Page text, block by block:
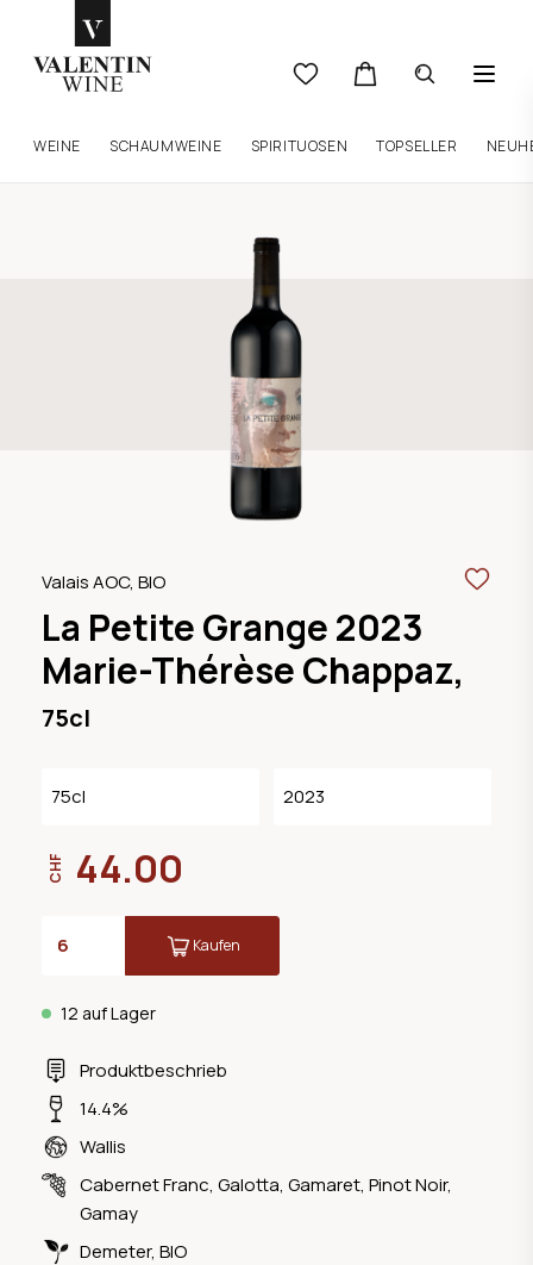
WEINE SCHAUMWEINE SPIRITUOSEN TOPSELLER
Valais AOC, BIO
La Petite Grange 2023
Marie-Thérèse Chappaz,
75cl
Produktbeschrieb
14.4%
Wallis
Cabernet Franc, Galotta, Gamaret, Pinot Noir,
Gamay
Demeter, BIO
75cl 2023
12 auf Lager
CHF 44.00
Kaufen